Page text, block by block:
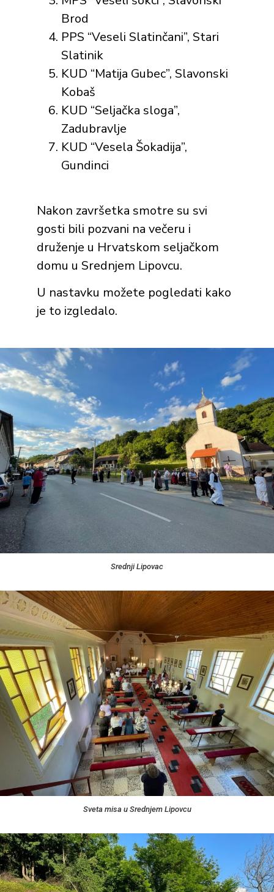
Brod
PPS “Veseli Slatinčani”, Stari
Slatinik
KUD “Matija Gubec”, Slavonski
Kobaš
KUD “Seljačka sloga”,
Zadubravlje
KUD “Vesela Šokadija”,
Gundinci
Nakon završetka smotre su svi
gosti bili pozvani na večeru i
druženje u Hrvatskom seljačkom
domu u Srednjem Lipovcu.
U nastavku možete pogledati kako
je to izgledalo.
Srednji Lipovac
Sveta misa u Srednjem Lipovcu